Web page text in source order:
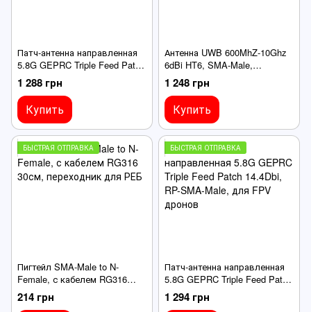
Патч-антенна направленная
5.8G GEPRC Triple Feed Patch
14.4Dbi, SMA-Male, для FPV
дронов
1 288 грн
Купить
Антенна UWB 600MhZ-10Ghz
6dBi HT6, SMA-Male,
направлена,
логопериодическая для
анализаторов спектра
1 248 грн
Купить
БЫСТРАЯ ОТПРАВКА
Пигтейл SMA-Male to N-
Female, с кабелем RG316
30см, переходник для РЕБ
214 грн
БЫСТРАЯ ОТПРАВКА
Патч-антенна направленная
5.8G GEPRC Triple Feed Patch
14.4Dbi, RP-SMA-Male, для
FPV дронов
1 294 грн